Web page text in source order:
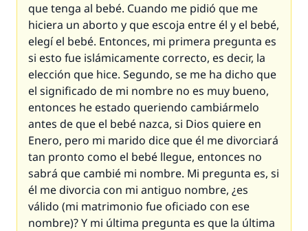
que tenga al bebé. Cuando me pidió que me
hiciera un aborto y que escoja entre él y el bebé,
elegí el bebé. Entonces, mi primera pregunta es
si esto fue islámicamente correcto, es decir, la
elección que hice. Segundo, se me ha dicho que
el significado de mi nombre no es muy bueno,
entonces he estado queriendo cambiármelo
antes de que el bebé nazca, si Dios quiere en
Enero, pero mi marido dice que él me divorciará
tan pronto como el bebé llegue, entonces no
sabrá que cambié mi nombre. Mi pregunta es, si
él me divorcia con mi antiguo nombre, ¿es
válido (mi matrimonio fue oficiado con ese
nombre)? Y mi última pregunta es que la última